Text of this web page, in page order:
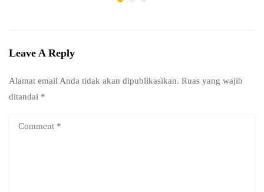
Leave A Reply
Alamat email Anda tidak akan dipublikasikan. Ruas yang wajib
ditandai *